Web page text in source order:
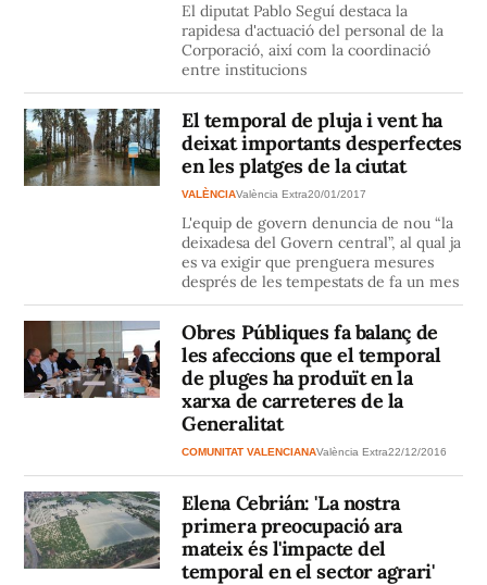
El diputat Pablo Seguí destaca la
rapidesa d'actuació del personal de la
Corporació, així com la coordinació
entre institucions
El temporal de pluja i vent ha
deixat importants desperfectes
en les platges de la ciutat
VALÈNCIAValència Extra20/01/2017
L'equip de govern denuncia de nou “la
deixadesa del Govern central”, al qual ja
es va exigir que prenguera mesures
després de les tempestats de fa un mes
Obres Públiques fa balanç de
les afeccions que el temporal
de pluges ha produït en la
xarxa de carreteres de la
Generalitat
COMUNITAT VALENCIANAValència Extra22/12/2016
Elena Cebrián: 'La nostra
primera preocupació ara
mateix és l'impacte del
temporal en el sector agrari'